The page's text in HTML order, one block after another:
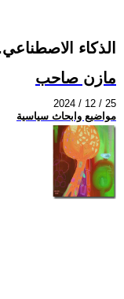
الذكاء
مازن صاحب
2024 / 12 / 25
مواضيع وابحاث سياسية